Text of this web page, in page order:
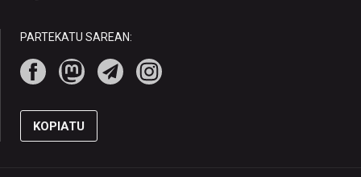
PARTEKATU SAREAN:
KOPIATU